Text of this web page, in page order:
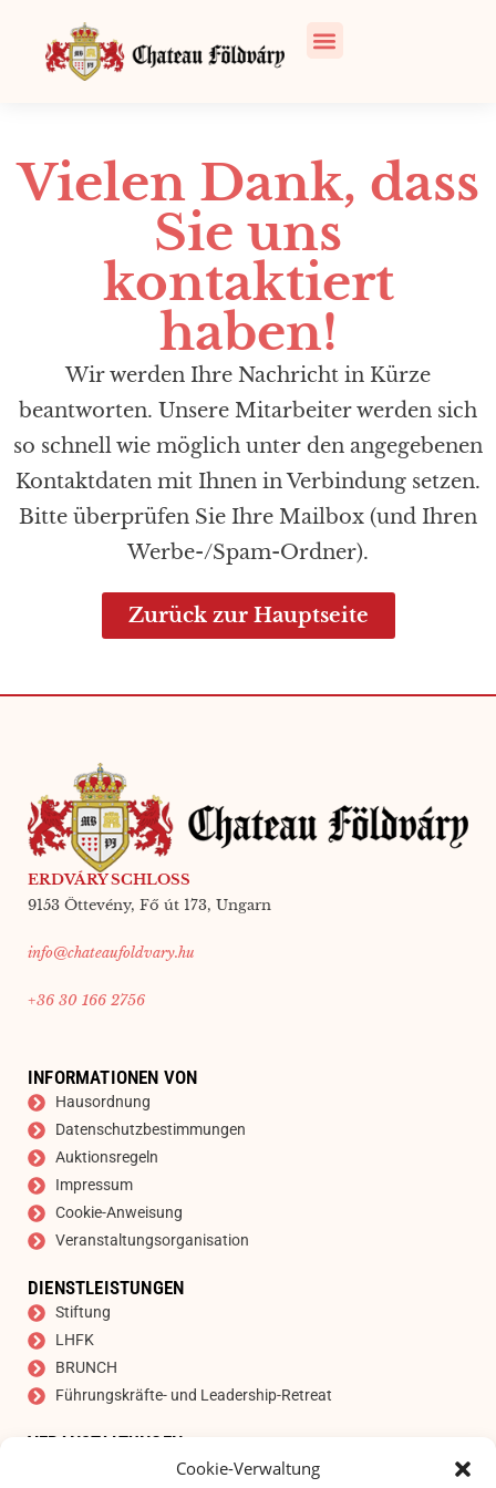
Cookie-Verwaltung
Vielen Dank, dass
Sie uns
kontaktiert
haben!
Wir werden Ihre Nachricht in Kürze
beantworten. Unsere Mitarbeiter werden sich
so schnell wie möglich unter den angegebenen
Kontaktdaten mit Ihnen in Verbindung setzen.
Bitte überprüfen Sie Ihre Mailbox (und Ihren
Werbe-/Spam-Ordner).
Zurück zur Hauptseite
ERDVÁRY SCHLOSS
9153 Öttevény, Fő út 173, Ungarn
info@chateaufoldvary.hu
+36 30 166 2756
INFORMATIONEN VON
Hausordnung
Datenschutzbestimmungen
Auktionsregeln
Impressum
Cookie-Anweisung
Veranstaltungsorganisation
DIENSTLEISTUNGEN
Stiftung
LHFK
BRUNCH
Führungskräfte- und Leadership-Retreat
VERANSTALTUNGEN